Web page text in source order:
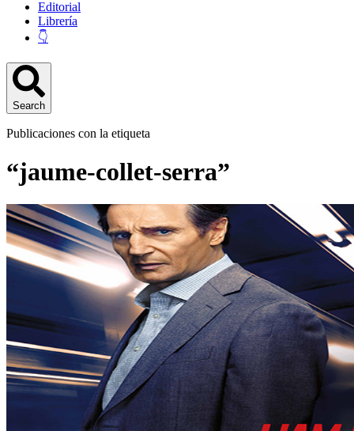
Editorial
Librería
👇
Search
Publicaciones con la etiqueta
“jaume-collet-serra”